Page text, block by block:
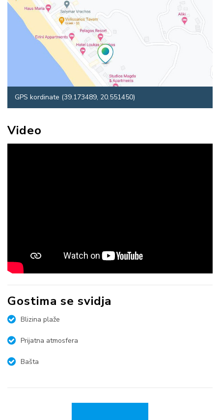
GPS kordinate (39.173489, 20.551450)
Video
Gostima se svidja
Blizina plaže
Prijatna atmosfera
Bašta